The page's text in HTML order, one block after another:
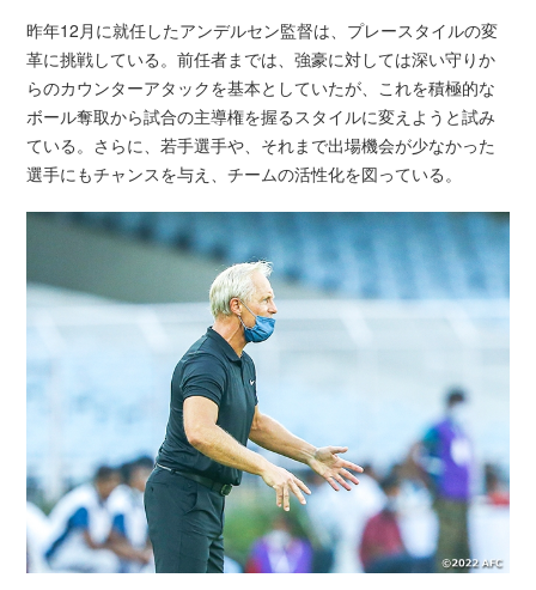
昨年12月に就任したアンデルセン監督は、プレースタイルの変
革に挑戦している。前任者までは、強豪に対しては深い守りか
らのカウンターアタックを基本としていたが、これを積極的な
ボール奪取から試合の主導権を握るスタイルに変えようと試み
ている。さらに、若手選手や、それまで出場機会が少なかった
選手にもチャンスを与え、チームの活性化を図っている。